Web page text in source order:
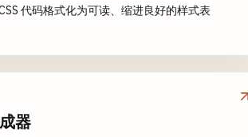
代码格式化为可读、缩进良好的样式表
器